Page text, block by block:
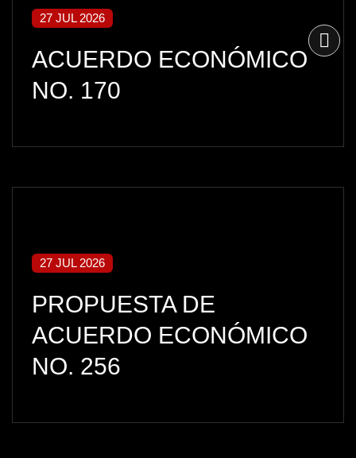
27 JUL 2026
ACUERDO ECONÓMICO
NO. 170
27 JUL 2026
PROPUESTA DE
ACUERDO ECONÓMICO
NO. 256